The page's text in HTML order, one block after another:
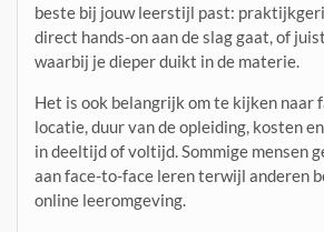
beste bij jouw leerstijl past:
direct hands-on aan de slag gaat, of
waarbij je dieper duikt in de materie.
Het is ook belangrijk om te kijken naar
locatie, duur van de opleiding, kosten
in deeltijd of voltijd. Sommige mensen
aan face-to-face leren terwijl anderen
online leeromgeving.